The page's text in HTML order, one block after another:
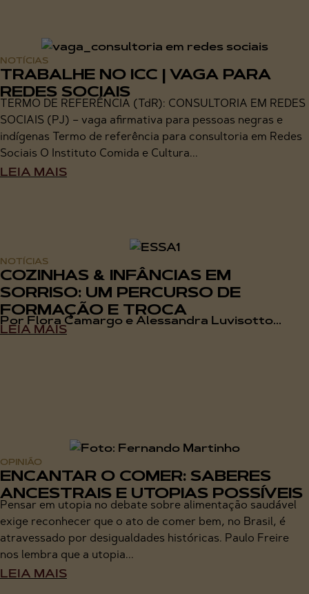
NOTÍCIAS
TRABALHE NO ICC | VAGA PARA
REDES SOCIAIS
TERMO DE REFERÊNCIA (TdR): CONSULTORIA EM REDES
SOCIAIS (PJ) – vaga afirmativa para pessoas negras e
indígenas Termo de referência para consultoria em Redes
Sociais O Instituto Comida e Cultura...
LEIA MAIS
NOTÍCIAS
COZINHAS & INFÂNCIAS EM
SORRISO: UM PERCURSO DE
FORMAÇÃO E TROCA
Por Flora Camargo e Alessandra Luvisotto...
LEIA MAIS
OPINIÃO
ENCANTAR O COMER: SABERES
ANCESTRAIS E UTOPIAS POSSÍVEIS
Pensar em utopia no debate sobre alimentação saudável
exige reconhecer que o ato de comer bem, no Brasil, é
atravessado por desigualdades históricas. Paulo Freire
nos lembra que a utopia...
LEIA MAIS